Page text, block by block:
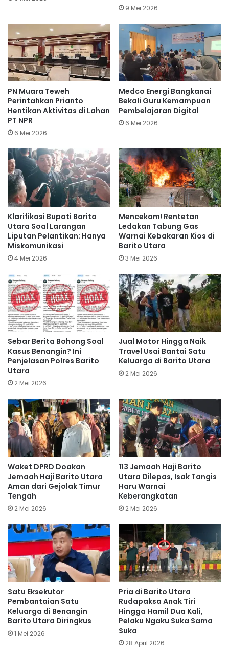
9 Mei 2026
PN Muara Teweh
Perintahkan Prianto
Hentikan Aktivitas di Lahan
PT NPR
6 Mei 2026
Medco Energi Bangkanai
Bekali Guru Kemampuan
Pembelajaran Digital
6 Mei 2026
Klarifikasi Bupati Barito
Utara Soal Larangan
Liputan Pelantikan: Hanya
Miskomunikasi
4 Mei 2026
Mencekam! Rentetan
Ledakan Tabung Gas
Warnai Kebakaran Kios di
Barito Utara
3 Mei 2026
Sebar Berita Bohong Soal
Kasus Benangin? Ini
Penjelasan Polres Barito
Utara
2 Mei 2026
Jual Motor Hingga Naik
Travel Usai Bantai Satu
Keluarga di Barito Utara
2 Mei 2026
Waket DPRD Doakan
Jemaah Haji Barito Utara
Aman dari Gejolak Timur
Tengah
2 Mei 2026
113 Jemaah Haji Barito
Utara Dilepas, Isak Tangis
Haru Warnai
Keberangkatan
2 Mei 2026
Satu Eksekutor
Pembantaian Satu
Keluarga di Benangin
Barito Utara Diringkus
1 Mei 2026
Pria di Barito Utara
Rudapaksa Anak Tiri
Hingga Hamil Dua Kali,
Pelaku Ngaku Suka Sama
Suka
28 April 2026